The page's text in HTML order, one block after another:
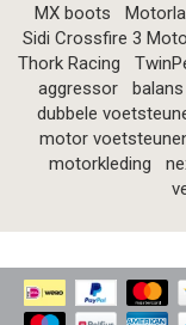
MX boots
Sidi Crossfire 3
Thork Racing
aggressor
balans
dubbele
motor
motorkleding